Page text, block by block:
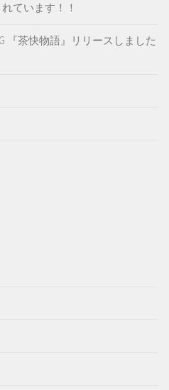
ています！！
『茶快物語』リリースしました